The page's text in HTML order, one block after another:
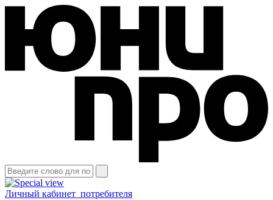
Личный кабинет потребителя